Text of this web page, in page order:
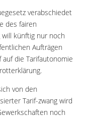
verabschiedet
des fairen
künftig nur noch
Aufträgen
die Tarifautonomie
von den
Tarif-zwang wird
noch